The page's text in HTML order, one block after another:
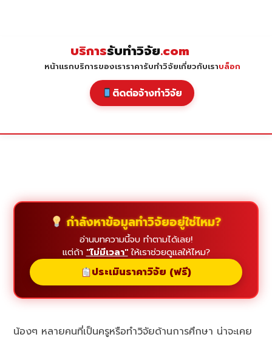
บริการรับทำวิจัย.com
หน้าแรกบริการของเราราคารับทำวิจัยเกี่ยวกับเราบล็อก
ติดต่อจ้างทำวิจัย
กำลังหาข้อมูลทำวิจัยอยู่ใช่ไหม?
อ่านบทความนี้จบ ทำตามได้เลย!
แต่ถ้า "ไม่มีเวลา"ให้เราช่วยดูแลให้ไหม?
ประเมินราคาวิจัย (ฟรี)
น้องๆ หลายคนที่เป็นครูหรือทำวิจัยด้านการศึกษา น่าจะเคย